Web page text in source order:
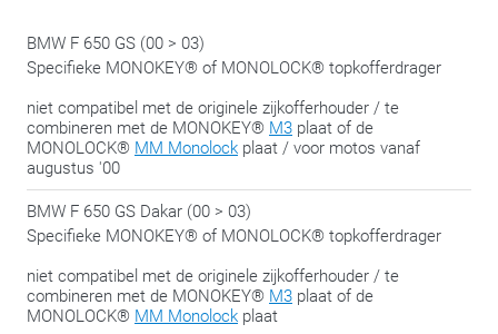
slotfase aan, wanneer alles op de juiste plaats zit. Zo hou je
altijd de mogelijkheid om nog een beetje te ‘schuiven’ om
alles te laten passen.
BMW F 650 GS (00 > 03)
Specifieke MONOKEY® of MONOLOCK® topkofferdrager
niet compatibel met de originele zijkofferhouder / te
combineren met de MONOKEY® M3 plaat of de
MONOLOCK® MM Monolock plaat / voor motos vanaf
augustus '00
BMW F 650 GS Dakar (00 > 03)
Specifieke MONOKEY® of MONOLOCK® topkofferdrager
niet compatibel met de originele zijkofferhouder / te
combineren met de MONOKEY® M3 plaat of de
MONOLOCK® MM Monolock plaat